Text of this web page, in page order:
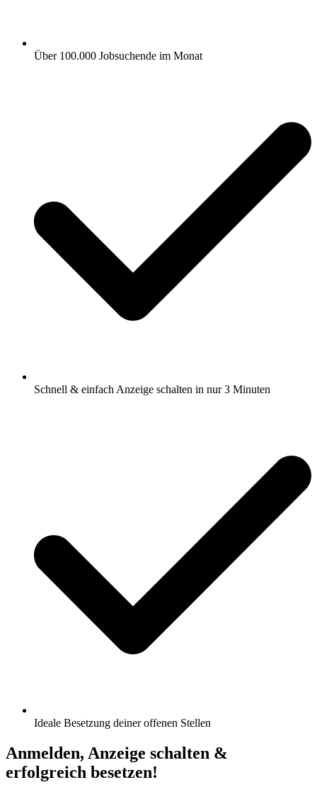
Über 100.000 Jobsuchende im Monat
Schnell & einfach Anzeige schalten in nur 3 Minuten
Ideale Besetzung deiner offenen Stellen
Anmelden, Anzeige schalten &
erfolgreich besetzen!